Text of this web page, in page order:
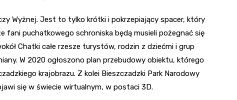
Wyżnej. Jest to tylko krótki i pokrzepiający spacer, który
fani puchatkowego schroniska będą musieli pożegnać się
Chatki całe rzesze turystów, rodzin z dziećmi i grup
W 2020 ogłoszono plan przebudowy obiektu, którego
krajobrazu. Z kolei Bieszczadzki Park Narodowy
się w świecie wirtualnym, w postaci 3D.